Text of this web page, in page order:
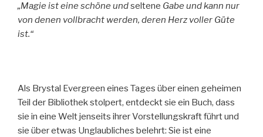
„Magie ist eine schöne undseltene Gabe und kann nur
von denen vollbracht werden, deren Herz voller Güte
ist.“
Als Brystal Evergreen eines Tages über einen geheimen
Teil der Bibliothek stolpert, entdeckt sie ein Buch, dass
sie in eine Welt jenseits ihrer Vorstellungskraft führt und
sie über etwas Unglaubliches belehrt: Sie ist eine